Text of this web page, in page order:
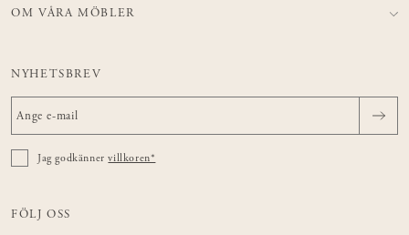
OM VÅRA MÖBLER
NYHETSBREV
Jag godkännervillkoren*
FÖLJ OSS